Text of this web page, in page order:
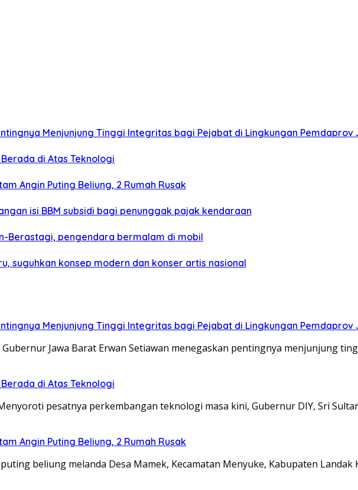
Menjunjung Tinggi Integritas bagi Pejabat di Lingkungan Pemdaprov
di Atas Teknologi
Angin Puting Beliung, 2 Rumah Rusak
isi BBM subsidi bagi penunggak pajak kendaraan
Berastagi, pengendara bermalam di mobil
suguhkan konsep modern dan konser artis nasional
Menjunjung Tinggi Integritas bagi Pejabat di Lingkungan Pemdaprov
Gubernur Jawa Barat Erwan Setiawan menegaskan pentingnya menjunjung
di Atas Teknologi
– Menyoroti pesatnya perkembangan teknologi masa kini, Gubernur DIY, Sri
Angin Puting Beliung, 2 Rumah Rusak
puting beliung melanda Desa Mamek, Kecamatan Menyuke, Kabupaten